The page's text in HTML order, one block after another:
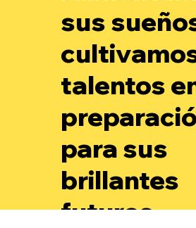
sus
talentos
para sus
brillantes
futuros.